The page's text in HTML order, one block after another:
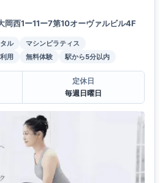
岡西1ー11ー7第10オーヴァルビル4F
ル
マシンピラティス
用 無料体験 駅から5分以内
定休日
毎週日曜日